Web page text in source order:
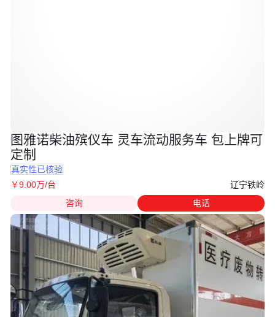
图雅诺柴油殡仪车 灵车流动服务车 包上牌可
定制
真实性已核验
￥9 .00万/台
辽宁铁岭
咨询
电话